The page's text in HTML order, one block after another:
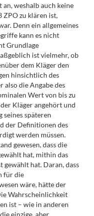
weshalb auch keine
ZPO zu klären ist,
Denn ein allgemeines
kann es nicht
Grundlage
ist vielmehr, ob
dem Kläger den
hinsichtlich des
also die Angabe des
Wert von bis zu
Kläger angehört und
seines späteren
der Definitionen des
werden müssen.
gewesen, dass die
hat, mithin das
gewählt hat. Daran, dass
für die
wäre, hätte der
Wahrscheinlichkeit
ist – wie in anderen
einzige, aber